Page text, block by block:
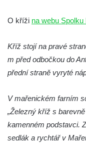
Boží muka na
Malší ve Velešíně
Centrální kříž
Kříž na zahradě
Kříž u fary v
O kříži na webu
Kříž stojí na pravé
m před odbočkou do
přední straně vyryté
V mařenickém farním
„Železný kříž s
kamenném podstavci.
sedlák a rychtář v